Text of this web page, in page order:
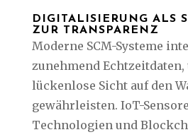
DIGITALISIERUNG ALS
ZUR TRANSPARENZ
Moderne SCM-Systeme
zunehmend Echtzeitdaten,
lückenlose Sicht auf den
gewährleisten. IoT-
Technologien und